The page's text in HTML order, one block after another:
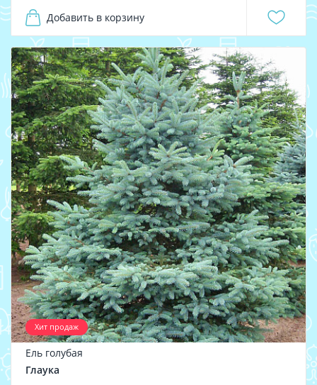
Добавить в корзину
Хит продаж
Ель голубая
Глаука